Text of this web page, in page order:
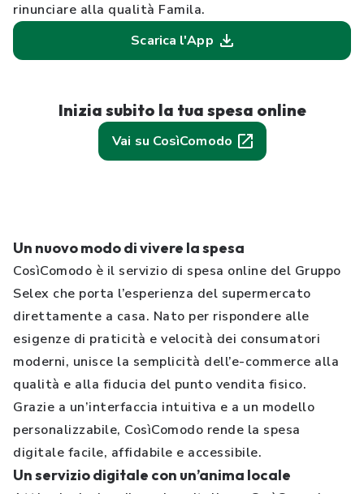
rinunciare alla qualità Famila.
Scarica l'App
Inizia subito la tua spesa online
Vai su CosìComodo
Un nuovo modo di vivere la spesa
CosìComodo è il servizio di spesa online del Gruppo
Selex che porta l’esperienza del supermercato
direttamente a casa. Nato per rispondere alle
esigenze di praticità e velocità dei consumatori
moderni, unisce la semplicità dell’e-commerce alla
qualità e alla fiducia del punto vendita fisico.
Grazie a un’interfaccia intuitiva e a un modello
personalizzabile, CosìComodo rende la spesa
digitale facile, affidabile e accessibile.
Un servizio digitale con un’anima locale